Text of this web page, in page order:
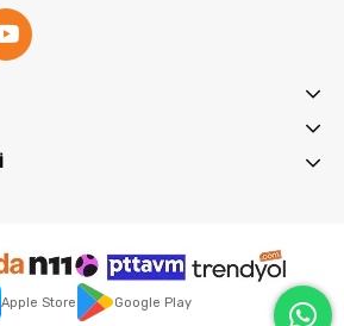
Apple Store Google Play